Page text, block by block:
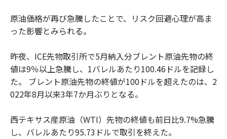
原油価格が再び急騰したことで、リスク回避心理が高ま
った影響とみられる。
昨夜、ICE先物取引所で5月納入分ブレント原油先物の終
値は9％以上急騰し、1バレルあたり100.46ドルを記録し
た。 ブレント原油先物の終値が100ドルを超えたのは、2
022年8月以来3年7か月ぶりとなる。
西テキサス産原油（WTI）先物の終値も前日比9.7%急騰
し、バレルあたり95.73ドルで取引を終えた。